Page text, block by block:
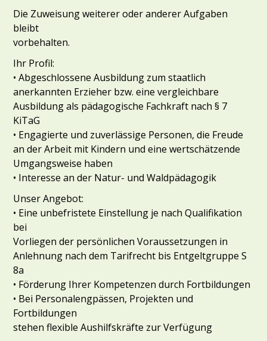
Die Zuweisung weiterer oder anderer Aufgaben
bleibt
vorbehalten.
Ihr Profil:
• Abgeschlossene Ausbildung zum staatlich
anerkannten Erzieher bzw. eine vergleichbare
Ausbildung als pädagogische Fachkraft nach § 7
KiTaG
• Engagierte und zuverlässige Personen, die Freude
an der Arbeit mit Kindern und eine wertschätzende
Umgangsweise haben
• Interesse an der Natur- und Waldpädagogik
Unser Angebot:
• Eine unbefristete Einstellung je nach Qualifikation
bei
Vorliegen der persönlichen Voraussetzungen in
Anlehnung nach dem Tarifrecht bis Entgeltgruppe S
8a
• Förderung Ihrer Kompetenzen durch Fortbildungen
• Bei Personalengpässen, Projekten und
Fortbildungen
stehen flexible Aushilfskräfte zur Verfügung